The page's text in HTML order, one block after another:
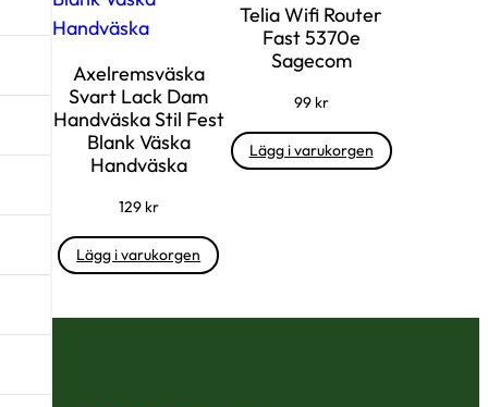
Axelremsväska
Svart Lack Dam
Handväska Stil Fest
Blank Väska
Handväska
129 kr
Lägg i varukorgen
Telia Wifi Router
Fast 5370e
Sagecom
99 kr
Lägg i varukorgen